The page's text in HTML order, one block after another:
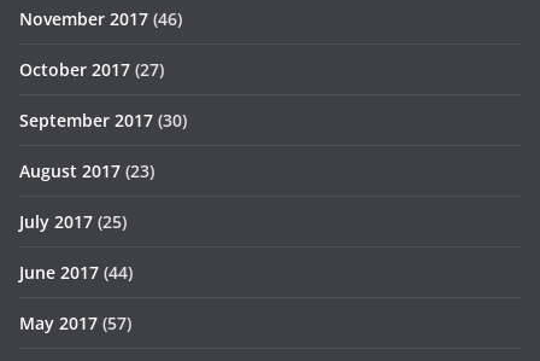
November 2017 (46)
October 2017 (27)
September 2017 (30)
August 2017 (23)
July 2017 (25)
June 2017 (44)
May 2017 (57)